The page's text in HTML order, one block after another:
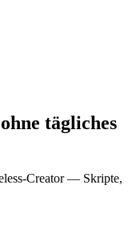
tägliches
Creator — Skripte,